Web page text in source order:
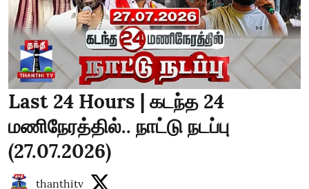
Last 24 Hours | கடந்த 24
மணிநேரத்தில்.. நாட்டு நடப்பு
(27.07.2026)
thanthitv